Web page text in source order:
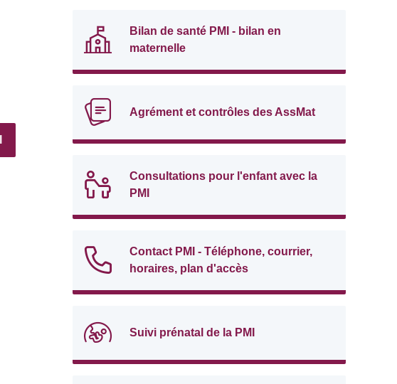
Bilan de santé PMI - bilan en
maternelle
Agrément et contrôles des AssMat
Consultations pour l'enfant avec la
PMI
Contact PMI - Téléphone, courrier,
horaires, plan d'accès
Suivi prénatal de la PMI